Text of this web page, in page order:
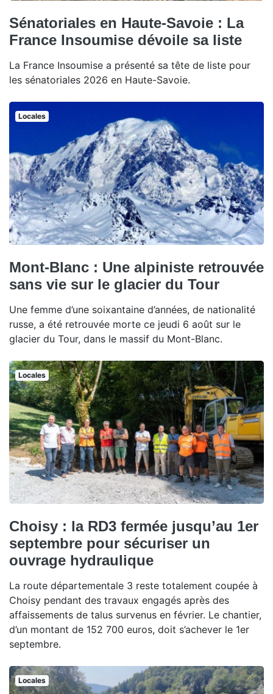
Sénatoriales en Haute-Savoie : La
France Insoumise dévoile sa liste
La France Insoumise a présenté sa tête de liste pour
les sénatoriales 2026 en Haute-Savoie.
Locales
Mont-Blanc : Une alpiniste retrouvée
sans vie sur le glacier du Tour
Une femme d’une soixantaine d’années, de nationalité
russe, a été retrouvée morte ce jeudi 6 août sur le
glacier du Tour, dans le massif du Mont-Blanc.
Locales
Choisy : la RD3 fermée jusqu’au 1er
septembre pour sécuriser un
ouvrage hydraulique
La route départementale 3 reste totalement coupée à
Choisy pendant des travaux engagés après des
affaissements de talus survenus en février. Le chantier,
d’un montant de 152 700 euros, doit s’achever le 1er
septembre.
Locales